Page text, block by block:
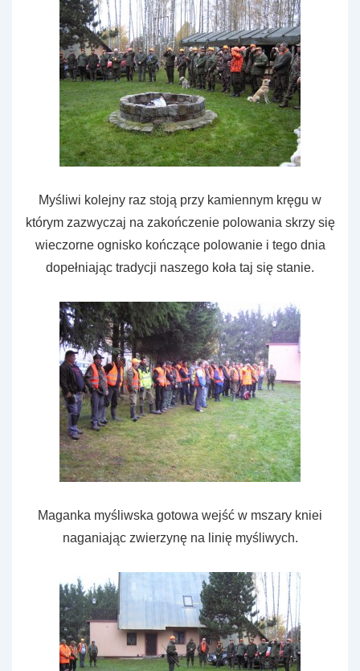
Myśliwi kolejny raz stoją przy kamiennym kręgu w
którym zazwyczaj na zakończenie polowania skrzy się
wieczorne ognisko kończące polowanie i tego dnia
dopełniając tradycji naszego koła taj się stanie.
Maganka myśliwska gotowa wejść w mszary kniei
naganiając zwierzynę na linię myśliwych.